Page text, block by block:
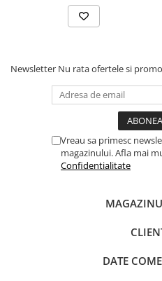
Newsletter Nu rata ofertele si
Vreau sa primesc
magazinului. Afla mai
Confidentialitate
DATE